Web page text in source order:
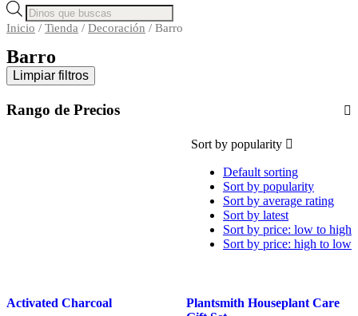
Búsqueda
de
productos
Inicio / Tienda / Decoración / Barro
Barro
Limpiar filtros
Rango de Precios
Sort by popularity
Default sorting
Sort by popularity
Sort by average rating
Sort by latest
Sort by price: low to high
Sort by price: high to low
Activated Charcoal
Plantsmith Houseplant Care